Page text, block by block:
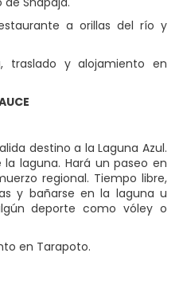
a orillas del río y
traslado y alojamiento en
destino a la Laguna Azul.
laguna. Hará un paseo en
regional. Tiempo libre,
y bañarse en la laguna u
deporte como vóley o
en Tarapoto.